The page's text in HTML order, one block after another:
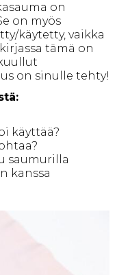
on
on myös
käytetty, vaikka
tämä on
on sinulle tehty!
käyttää?
saumurilla
kanssa